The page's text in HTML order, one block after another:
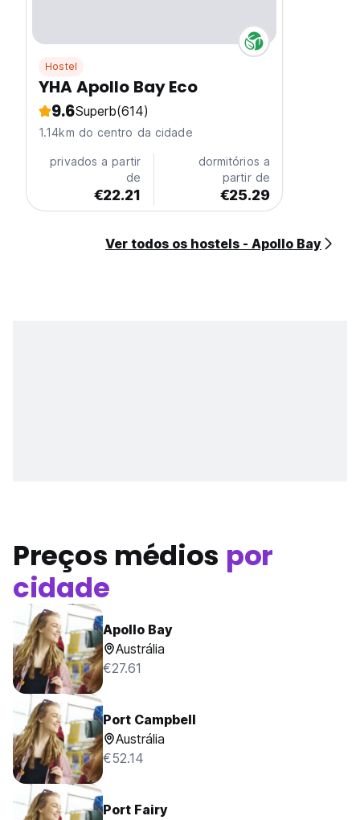
Hostel
YHA Apollo Bay Eco
9.6Superb(614)
1.14km do centro da cidade
privados a partir
de
€22.21
dormitórios a
partir de
€25.29
Ver todos os hostels - Apollo Bay
Preços médios por
cidade
Apollo Bay
Austrália
€27.61
Port Campbell
Austrália
€52.14
Port Fairy